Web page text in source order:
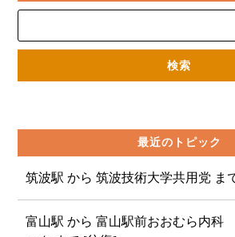
最近のトピック
筑波駅 から 筑波技術大学共用党 ま
富山駅 から 富山駅前おおむら内科